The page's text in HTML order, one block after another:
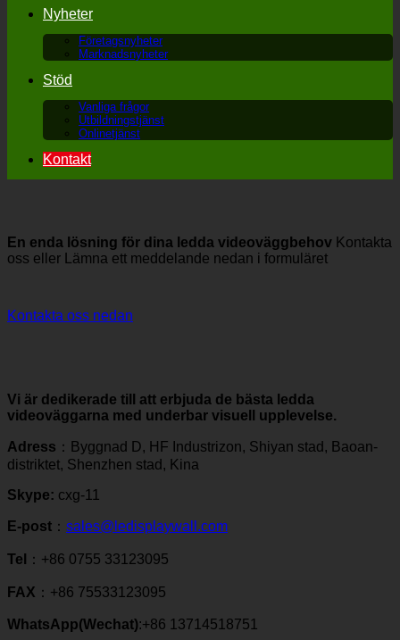
Nyheter
Företagsnyheter
Marknadsnyheter
Stöd
Vanliga frågor
Utbildningstjänst
Onlinetjänst
Kontakt
En enda lösning för dina ledda videoväggbehov Kontakta
oss eller Lämna ett meddelande nedan i formuläret
Kontakta oss nedan
Vi är dedikerade till att erbjuda de bästa ledda
videoväggarna med underbar visuell upplevelse.
Adress ：Byggnad D, HF Industrizon, Shiyan stad, Baoan-
distriktet, Shenzhen stad, Kina
Skype: cxg-11
E-post ： sales@ledisplaywall.com
Tel ：+86 0755 33123095
FAX ：+86 75533123095
WhatsApp(Wechat):+86 13714518751